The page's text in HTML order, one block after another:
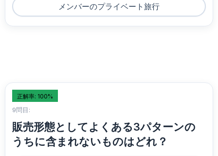
メンバーのプライベート旅行
正解率: 100%
9問目:
販売形態としてよくある3パターンの
うちに含まれないものはどれ？